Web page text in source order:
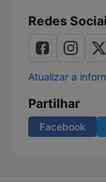
Redes
Atualizar a
Partilhar
Facebook